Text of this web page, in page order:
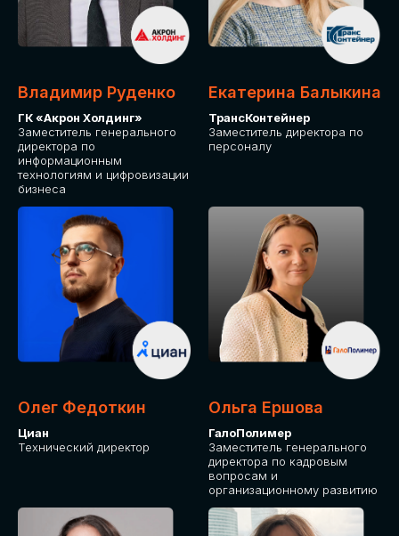
Владимир Руденко
ГК «Акрон Холдинг»
Заместитель генерального
директора по
информационным
технологиям и цифровизации
бизнеса
Екатерина Балыкина
ТрансКонтейнер
Заместитель директора по
персоналу
Олег Федоткин
Циан
Технический директор
Ольга Ершова
ГалоПолимер
Заместитель генерального
директора по кадровым
вопросам и
организационному развитию